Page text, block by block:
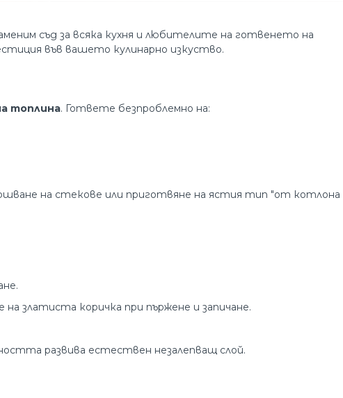
съд за всяка кухня и любителите на готвенето на
във вашето кулинарно изкуство.
топлина. Гответе безпроблемно на:
на стекове или приготвяне на ястия тип "от котлона
златиста коричка при пържене и запичане.
развива естествен незалепващ слой.